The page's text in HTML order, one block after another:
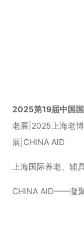
2025第19届中国
老展|2025上海老
展|CHINA AID
上海国际养老、辅
CHINA AID——凝